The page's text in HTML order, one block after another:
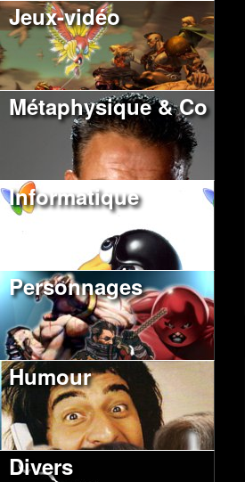
Jeux-vidéo
Métaphysique & Co
Informatique
Personnages
Humour
Divers